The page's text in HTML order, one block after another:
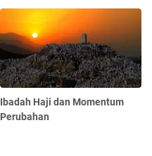
Ibadah Haji dan Momentum
Perubahan